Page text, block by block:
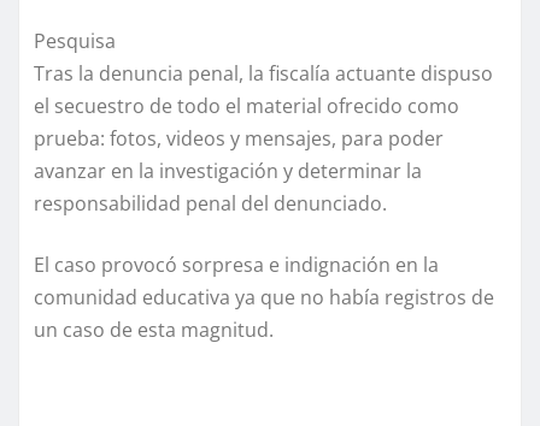
Pesquisa
Tras la denuncia penal, la fiscalía actuante dispuso
el secuestro de todo el material ofrecido como
prueba: fotos, videos y mensajes, para poder
avanzar en la investigación y determinar la
responsabilidad penal del denunciado.
El caso provocó sorpresa e indignación en la
comunidad educativa ya que no había registros de
un caso de esta magnitud.